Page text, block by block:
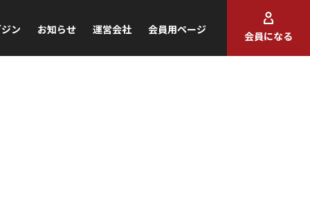
ン お知らせ 運営会社 会員用ページ
会員になる